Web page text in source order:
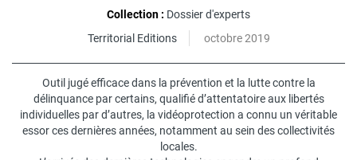
Collection : Dossier d'experts
Territorial Editions
octobre 2019
Outil jugé efficace dans la prévention et la lutte contre la
délinquance par certains, qualifié d’attentatoire aux libertés
individuelles par d’autres, la vidéoprotection a connu un véritable
essor ces dernières années, notamment au sein des collectivités
locales.